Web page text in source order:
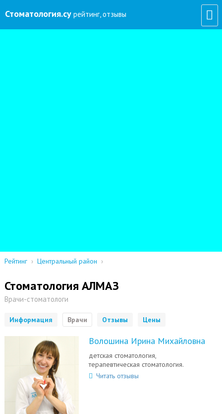
Стоматология.су рейтинг, отзывы
Рейтинг › Центральный район ›
Стоматология АЛМАЗ
Врачи-стоматологи
Информация Врачи Отзывы Цены
Волошина Ирина Михайловна
детская стоматология,
терапевтическая стоматология.
Читать отзывы